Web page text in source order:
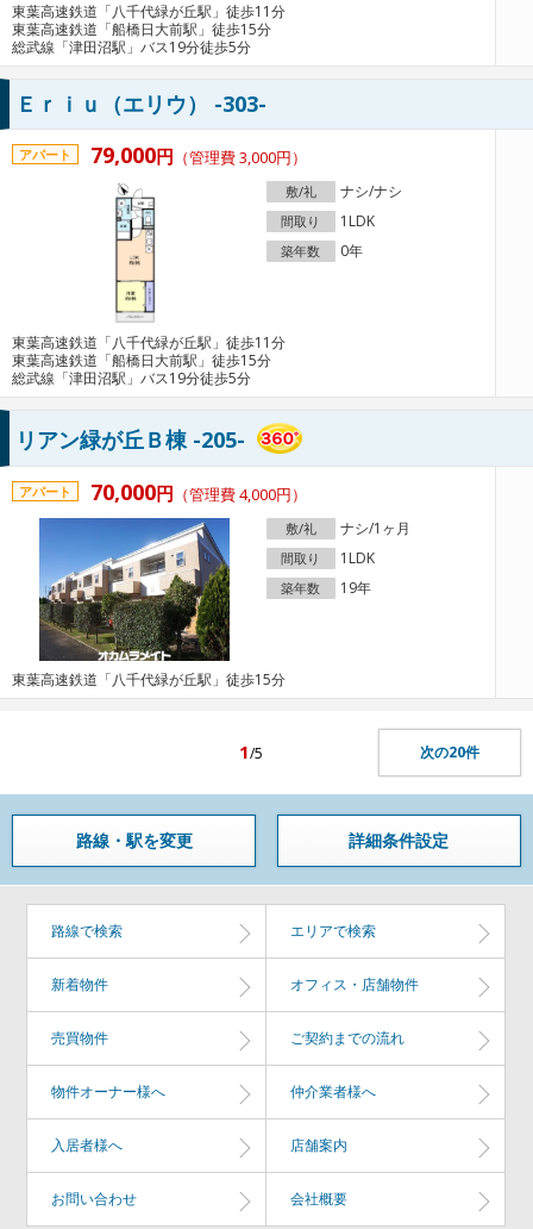
東葉高速鉄道「八千代緑が丘駅」徒歩11分
東葉高速鉄道「船橋日大前駅」徒歩15分
総武線「津田沼駅」バス19分徒歩5分
Ｅｒｉｕ（エリウ） -303-
アパート 79,000円 （管理費 3,000円）
敷/礼 ナシ/ナシ
間取り 1LDK
築年数 0年
東葉高速鉄道「八千代緑が丘駅」徒歩11分
東葉高速鉄道「船橋日大前駅」徒歩15分
総武線「津田沼駅」バス19分徒歩5分
リアン緑が丘Ｂ棟 -205-
アパート 70,000円 （管理費 4,000円）
敷/礼 ナシ/1ヶ月
間取り 1LDK
築年数 19年
東葉高速鉄道「八千代緑が丘駅」徒歩15分
1/5 次の20件
路線・駅を変更 詳細条件設定
路線で検索 エリアで検索
新着物件 オフィス・店舗物件
売買物件 ご契約までの流れ
物件オーナー様へ 仲介業者様へ
入居者様へ 店舗案内
お問い合わせ 会社概要